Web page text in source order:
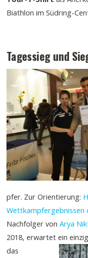
Biathlon im Südring-
Tagessieg und
pfer. Zur Orientierung:
Wettkampfergebnissen
Nachfolger von Arya
2018, erwartet ein
das